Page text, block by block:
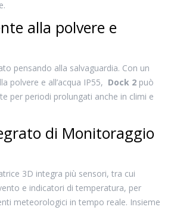
alla polvere e
pensando alla salvaguardia. Con un
polvere e all’acqua IP55, Dock 2 può
per periodi prolungati anche in climi e
di Monitoraggio
3D integra più sensori, tra cui
e indicatori di temperatura, per
meteorologici in tempo reale. Insieme